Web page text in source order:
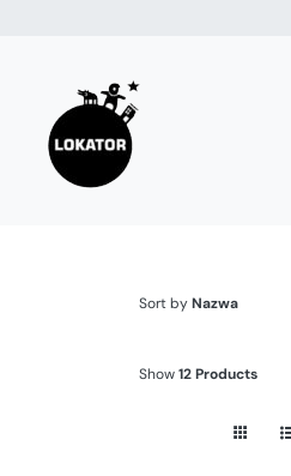
zawartości
Sort byNazwa
Show12 Products